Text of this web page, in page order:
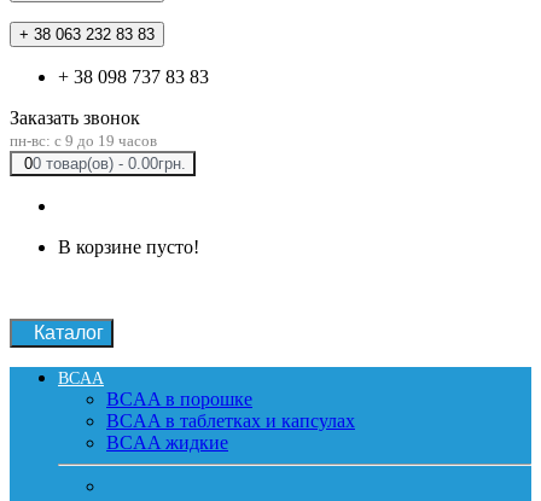
+ 38 063 232 83 83
+ 38 098 737 83 83
Заказать звонок
пн-вс: c 9 до 19 часов
00 товар(ов) - 0.00грн.
В корзине пусто!
Каталог
BCAA
BCAA в порошке
BCAA в таблетках и капсулах
BCAA жидкие